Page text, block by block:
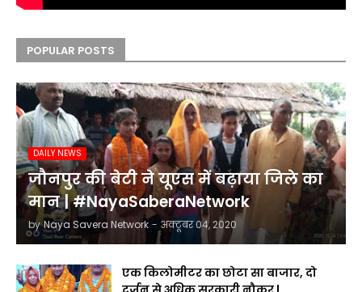
POPULAR POSTS
DAILY NEWS
जौनपुर की बेटी ने यूएस में बढ़ाया जिले का
मान | #NayaSaberaNetwork
by Naya Savera Network - अक्टूबर 04, 2020
एक किलोमीटर का छोटा सा बाजार, दो